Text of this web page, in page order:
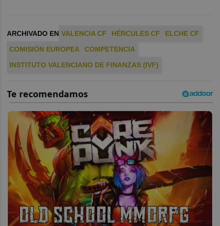
ARCHIVADO EN VALENCIA CF HÉRCULES CF
ELCHE CF
COMISIÓN EUROPEA
COMPETENCIA
INSTITUTO VALENCIANO DE FINANZAS (IVF)